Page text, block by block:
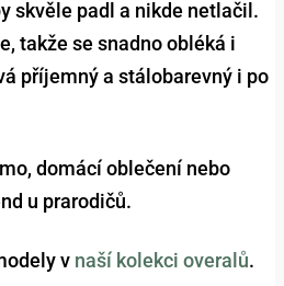
skvěle padl a nikde netlačil.
takže se snadno obléká i
příjemný a stálobarevný i po
domácí oblečení nebo
u prarodičů.
v naší kolekci overalů.